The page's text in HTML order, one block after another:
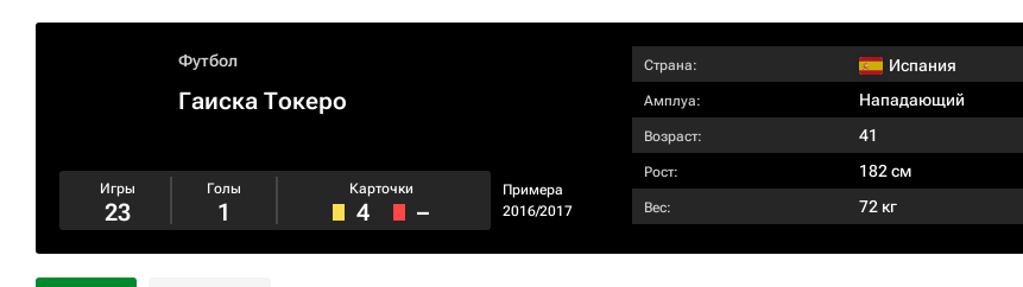
Футбол
Гаиска Токеро
Примера
2016/2017
Игры
23
Голы
1
Карточки
4 –
Страна: Испания
Амплуа: Нападающий
Возраст: 41
Рост: 182 см
Вес: 72 кг